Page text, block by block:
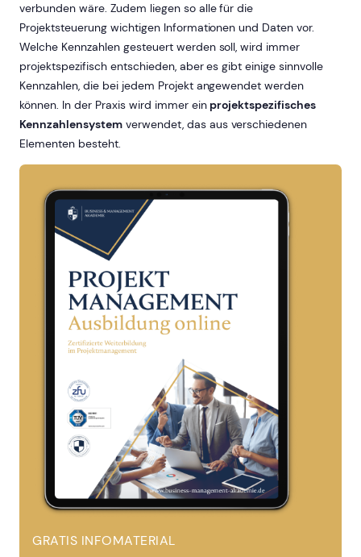
verbunden wäre. Zudem liegen so alle für die
Projektsteuerung wichtigen Informationen und Daten vor.
Welche Kennzahlen gesteuert werden soll, wird immer
projektspezifisch entschieden, aber es gibt einige sinnvolle
Kennzahlen, die bei jedem Projekt angewendet werden
können. In der Praxis wird immer ein projektspezifisches
Kennzahlensystemverwendet, das aus verschiedenen
Elementen besteht.
GRATIS INFOMATERIAL